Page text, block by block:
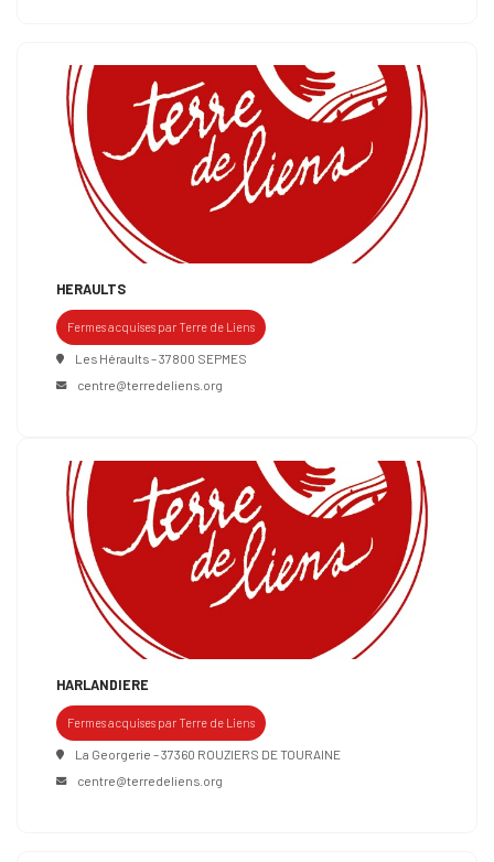
HERAULTS
Fermes acquises par Terre de Liens
Les Héraults – 37800 SEPMES
centre@terredeliens.org
HARLANDIERE
Fermes acquises par Terre de Liens
La Georgerie – 37360 ROUZIERS DE TOURAINE
centre@terredeliens.org